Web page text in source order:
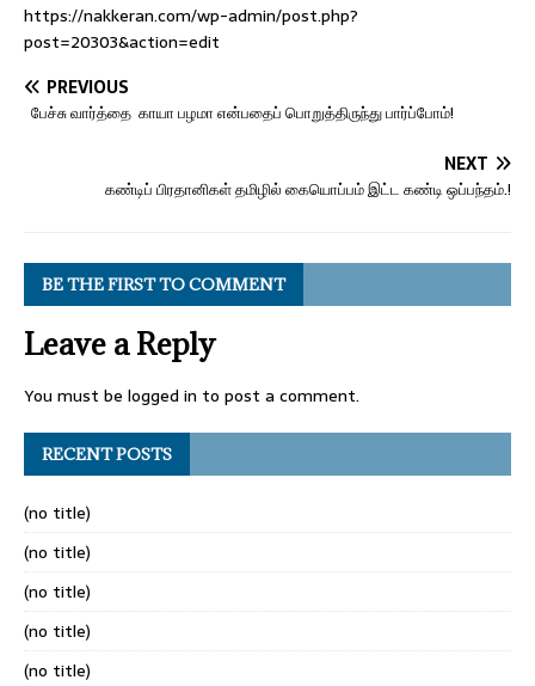
https://nakkeran.com/wp-admin/post.php?
post=20303&action=edit
PREVIOUS
பேச்சு வார்த்தை காயா பழமா என்பதைப் பொறுத்திருந்து பார்ப்போம்!
NEXT
கண்டிப் பிரதானிகள் தமிழில் கையொப்பம் இட்ட கண்டி ஒப்பந்தம்.!
BE THE FIRST TO COMMENT
Leave a Reply
You must be logged in to post a comment.
RECENT POSTS
(no title)
(no title)
(no title)
(no title)
(no title)